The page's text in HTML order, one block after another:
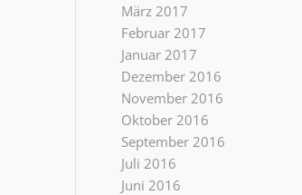
März 2017
Februar 2017
Januar 2017
Dezember 2016
November 2016
Oktober 2016
September 2016
Juli 2016
Juni 2016